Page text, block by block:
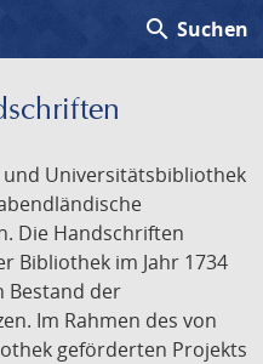
search Suchen
und Universitätsbibliothek
Die Handschriften
Bibliothek im Jahr 1734
Bestand der
Im Rahmen des von
geförderten Projekts